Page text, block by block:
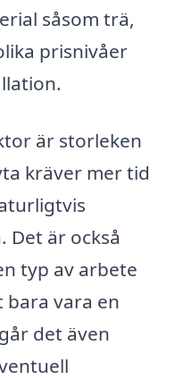
såsom trä,
prisnivåer
är storleken
kräver mer tid
Det är också
typ av arbete
bara vara en
det även